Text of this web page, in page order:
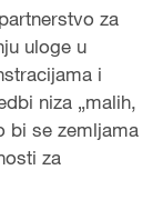
za
uloge u
i
niza „malih,
bi se zemljama
za